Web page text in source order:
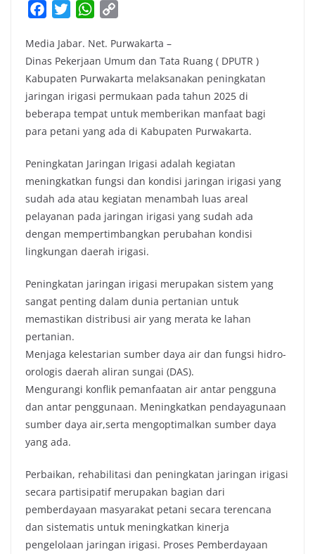
c
e
b
o
o
k
i
t
t
e
r
W
a
t
s
A
p
p
p
y
L
i
n
k
Media Jabar. Net. Purwakarta –
Dinas Pekerjaan Umum dan Tata Ruang ( DPUTR )
Kabupaten Purwakarta melaksanakan peningkatan
jaringan irigasi permukaan pada tahun 2025 di
beberapa tempat untuk memberikan manfaat bagi
para petani yang ada di Kabupaten Purwakarta.
Peningkatan Jaringan Irigasi adalah kegiatan
meningkatkan fungsi dan kondisi jaringan irigasi yang
sudah ada atau kegiatan menambah luas areal
pelayanan pada jaringan irigasi yang sudah ada
dengan mempertimbangkan perubahan kondisi
lingkungan daerah irigasi.
Peningkatan jaringan irigasi merupakan sistem yang
sangat penting dalam dunia pertanian untuk
memastikan distribusi air yang merata ke lahan
pertanian.
Menjaga kelestarian sumber daya air dan fungsi hidro-
orologis daerah aliran sungai (DAS).
Mengurangi konflik pemanfaatan air antar pengguna
dan antar penggunaan. Meningkatkan pendayagunaan
sumber daya air,serta mengoptimalkan sumber daya
yang ada.
Perbaikan, rehabilitasi dan peningkatan jaringan irigasi
secara partisipatif merupakan bagian dari
pemberdayaan masyarakat petani secara terencana
dan sistematis untuk meningkatkan kinerja
pengelolaan jaringan irigasi. Proses Pemberdayaan